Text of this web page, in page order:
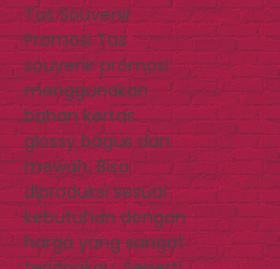
Tas Souvenir
Promosi Tas
souvenir promosi
menggunakan
bahan kertas
glossy bagus dan
mewah. Bisa
diproduksi sesuai
kebutuhan dengan
harga yang sangat